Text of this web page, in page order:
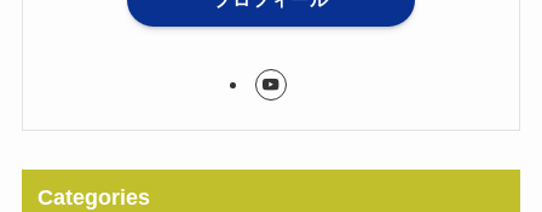
Categories